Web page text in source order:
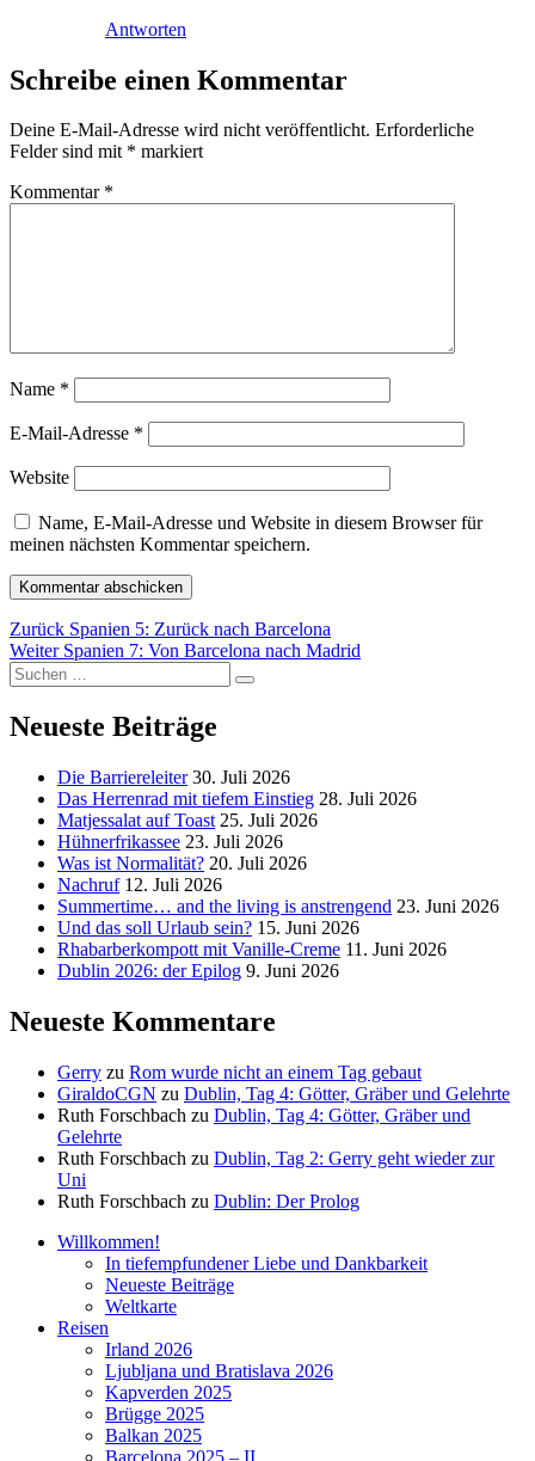
Antworten
Schreibe einen Kommentar
Deine E-Mail-Adresse wird nicht veröffentlicht. Erforderliche
Felder sind mit * markiert
Kommentar *
Name *
E-Mail-Adresse *
Website
Name, E-Mail-Adresse und Website in diesem Browser für
meinen nächsten Kommentar speichern.
Beitragsnavigation
Zurück Vorheriger
Beitrag:
Spanien 5: Zurück nach Barcelona
Weiter Nächster
Beitrag:
Spanien 7: Von Barcelona nach Madrid
Suchen
nach:
Suchen
Neueste Beiträge
Die Barriereleiter 30. Juli 2026
Das Herrenrad mit tiefem Einstieg 28. Juli 2026
Matjessalat auf Toast 25. Juli 2026
Hühnerfrikassee 23. Juli 2026
Was ist Normalität? 20. Juli 2026
Nachruf 12. Juli 2026
Summertime… and the living is anstrengend 23. Juni 2026
Und das soll Urlaub sein? 15. Juni 2026
Rhabarberkompott mit Vanille-Creme 11. Juni 2026
Dublin 2026: der Epilog 9. Juni 2026
Neueste Kommentare
Gerry zu Rom wurde nicht an einem Tag gebaut
GiraldoCGN zu Dublin, Tag 4: Götter, Gräber und Gelehrte
Ruth Forschbach zu Dublin, Tag 4: Götter, Gräber und
Gelehrte
Ruth Forschbach zu Dublin, Tag 2: Gerry geht wieder zur
Uni
Ruth Forschbach zu Dublin: Der Prolog
Willkommen!
In tiefempfundener Liebe und Dankbarkeit
Neueste Beiträge
Weltkarte
Reisen
Irland 2026
Ljubljana und Bratislava 2026
Kapverden 2025
Brügge 2025
Balkan 2025
Barcelona 2025 – II